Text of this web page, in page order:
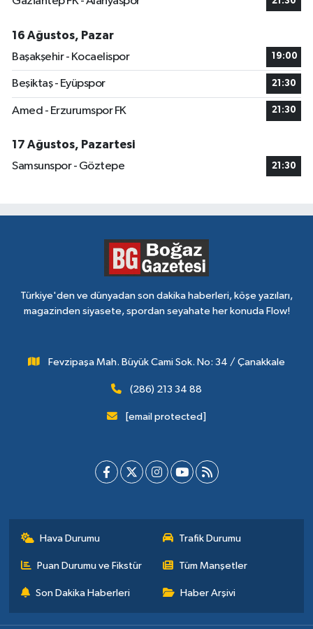
16 Ağustos, Pazar
Başakşehir - Kocaelispor
19:00
Beşiktaş - Eyüpspor 21:30
Amed - Erzurumspor FK 21:30
17 Ağustos, Pazartesi
Samsunspor - Göztepe
21:30
Türkiye'den ve dünyadan son dakika haberleri, köşe yazıları,
magazinden siyasete, spordan seyahate her konuda Flow!
Fevzipaşa Mah. Büyük Cami Sok. No: 34 / Çanakkale
(286) 213 34 88
[email protected]
Hava Durumu Trafik Durumu
Puan Durumu ve Fikstür Tüm Manşetler
Son Dakika Haberleri Haber Arşivi